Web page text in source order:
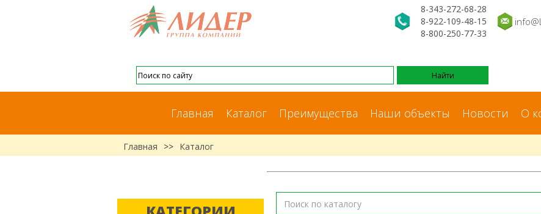
8-343-272-68-28
8-922-109-48-15
8-800-250-77-33
Главная Каталог Преимущества Наши объекты Новости О
Главная >> Каталог